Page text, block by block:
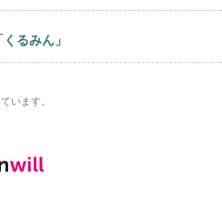
るみん」
います。